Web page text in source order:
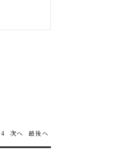
4 次へ 最後へ